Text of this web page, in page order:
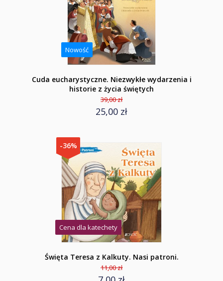
Nowość
Cuda eucharystyczne. Niezwykłe wydarzenia i
historie z życia świętych
39,00 zł
25,00 zł
-36%
Cena dla katechety
Święta Teresa z Kalkuty. Nasi patroni.
11,00 zł